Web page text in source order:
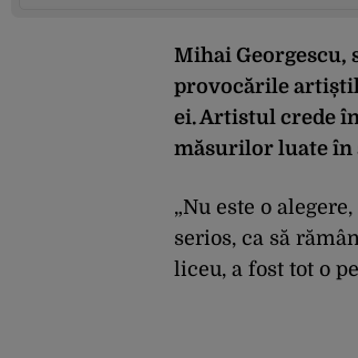
Mihai Georgescu,
provocările
ei. Artistul crede
măsurilor luate în
„Nu este o
serios, ca să
liceu, a fost tot o